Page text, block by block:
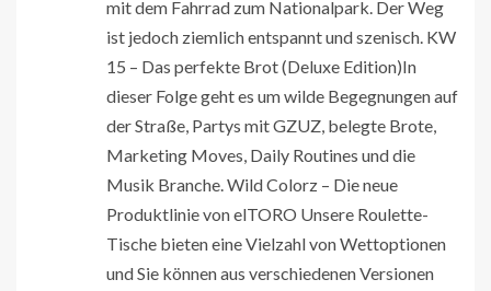
mit dem Fahrrad zum Nationalpark. Der Weg
ist jedoch ziemlich entspannt und szenisch. KW
15 – Das perfekte Brot (Deluxe Edition)In
dieser Folge geht es um wilde Begegnungen auf
der Straße, Partys mit GZUZ, belegte Brote,
Marketing Moves, Daily Routines und die
Musik Branche. Wild Colorz – Die neue
Produktlinie von elTORO Unsere Roulette-
Tische bieten eine Vielzahl von Wettoptionen
und Sie können aus verschiedenen Versionen